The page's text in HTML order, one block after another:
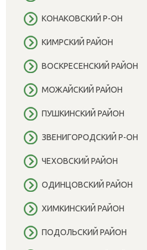
КОНАКОВСКИЙ Р-ОН
КИМРСКИЙ РАЙОН
ВОСКРЕСЕНСКИЙ РАЙОН
МОЖАЙСКИЙ РАЙОН
ПУШКИНСКИЙ РАЙОН
ЗВЕНИГОРОДСКИЙ Р-ОН
ЧЕХОВСКИЙ РАЙОН
ОДИНЦОВСКИЙ РАЙОН
ХИМКИНСКИЙ РАЙОН
ПОДОЛЬСКИЙ РАЙОН